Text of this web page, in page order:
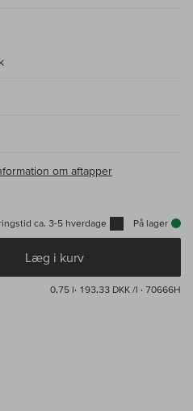
om aftapper
ca. 3-5 hverdage På lager
Læg i kurv
0,75 l· 193,33 DKK /l · 70666H